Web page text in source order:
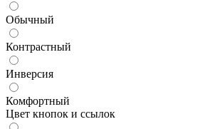
Обычный
Контрастный
Инверсия
Комфортный
Цвет кнопок и ссылок